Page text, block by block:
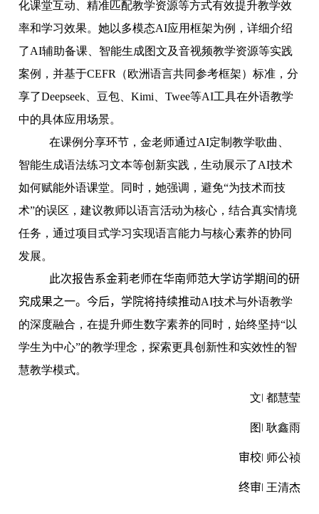
化课堂互动、精准匹配教学资源等方式有效提升教学效
率和学习效果。她以多模态AI应用框架为例，详细介绍
了AI辅助备课、智能生成图文及音视频教学资源等实践
案例，并基于CEFR
（欧洲语言共同参考框架）标准，分
享了Deepseek 、豆包、Kimi 、Twee等AI工具在外语教学
中的具体应用场景。
在课例分享环节，金老师通过AI定制教学歌曲、
智能生成语法练习文本等创新实践，生动展示了AI技术
如何赋能外语课堂。同时，她强调，避免“为技术而技
术”的误区，建议教师以语言活动为核心，结合真实情境
任务，通过项目式学习实现语言能力与核心素养的协同
发展。
此次报告系金莉老师在华南师范大学访学期间的研
究成果之一。今后，学院将持续推动AI技术与外语教学
的深度融合，在提升师生数字素养的同时，始终坚持“以
学生为中心”的教学理念，探索更具创新性和实效性的智
慧教学模式。
文ǀ 都慧莹
图ǀ 耿鑫雨
审校ǀ 师公祯
终审ǀ 王清杰